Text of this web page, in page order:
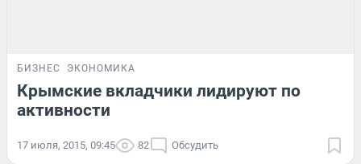
БИЗНЕС ЭКОНОМИКА
Крымские вкладчики лидируют по
активности
17 июля, 2015, 09:45 82 Обсудить